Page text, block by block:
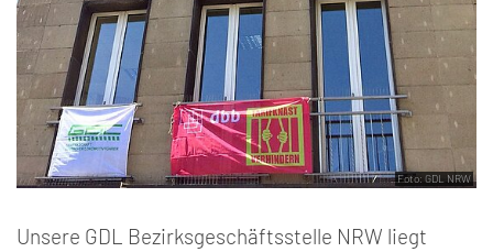
Foto: GDL NRW
Unsere GDL Bezirksgeschäftsstelle NRW liegt